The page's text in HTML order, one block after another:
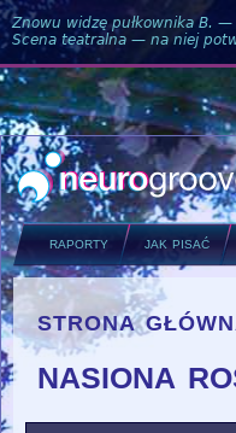
Znowu widzę pułkownika B. —
Scena teatralna — na niej
raporty jak pisać
you are here
strona
nasiona